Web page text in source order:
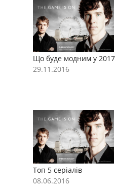
Що буде модним у
29.11.2016
Топ 5 серіалів
08.06.2016